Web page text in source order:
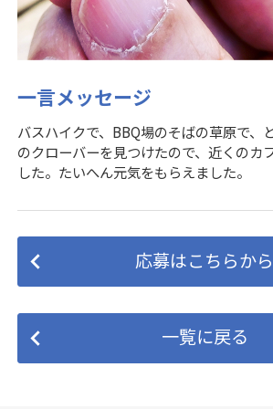
一言メッセージ
バスハイクで、BBQ場のそばの草原で、
のクローバーを見つけたので、近くのカ
した。たいへん元気をもらえました。
応募はこちらから
一覧に戻る